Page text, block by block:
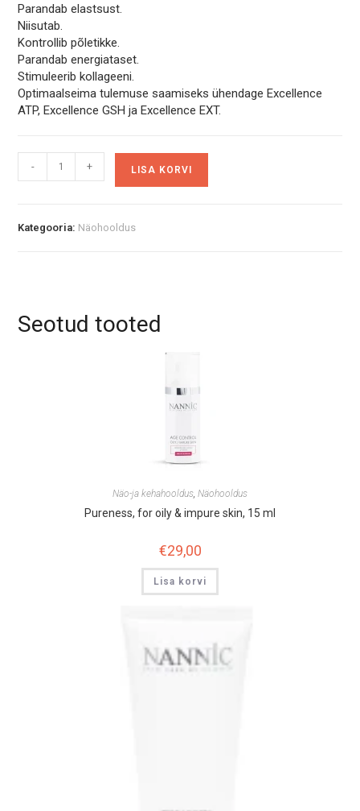
Parandab elastsust.
Niisutab.
Kontrollib põletikke.
Parandab energiataset.
Stimuleerib kollageeni.
Optimaalseima tulemuse saamiseks ühendage Excellence
ATP, Excellence GSH ja Excellence EXT.
kogus
- + LISA KORVI
Kategooria: Näohooldus
Seotud tooted
Näo-ja kehahooldus, Näohooldus
Pureness, for oily & impure skin, 15 ml
€29,00
Lisa korvi